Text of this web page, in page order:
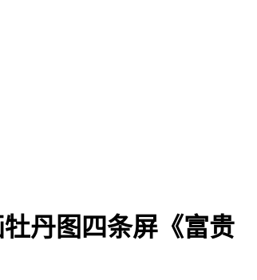
丹图四条屏《富贵